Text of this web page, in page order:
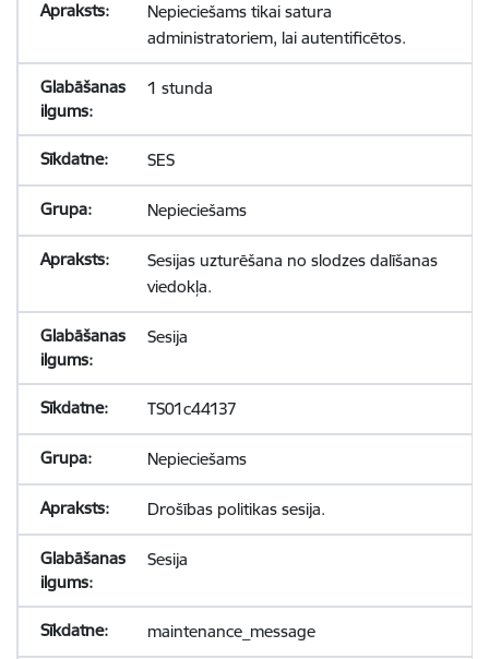
Nepieciešams tikai satura
administratoriem, lai autentificētos.
1 stunda
SES
Nepieciešams
Sesijas uzturēšana no slodzes dalīšanas
viedokļa.
Sesija
TS01c44137
Nepieciešams
Drošības politikas sesija.
Sesija
maintenance_message